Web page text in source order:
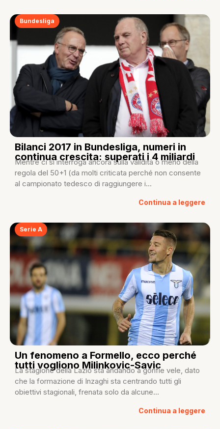
Bundesliga
Bilanci 2017 in Bundesliga, numeri in
continua crescita: superati i 4 miliardi
Mentre ci si interroga ancora sulla validità o meno della
regola del 50+1 (da molti criticata perché non consente
al campionato tedesco di raggiungere i...
Continua a leggere
Serie A
Un fenomeno a Formello, ecco perché
tutti vogliono Milinkovic-Savic
La stagione della Lazio sta andando a gonfie vele, dato
che la formazione di Inzaghi sta centrando tutti gli
obiettivi stagionali, frenata solo da alcune...
Continua a leggere